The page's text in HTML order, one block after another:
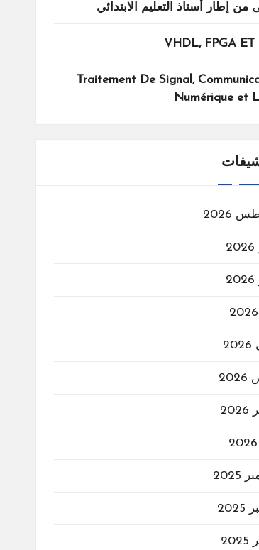
من إطار أستاذ التعليم الابتدائي
VHDL, FPGA ET
Traitement De Signal,
Numérique et
2026